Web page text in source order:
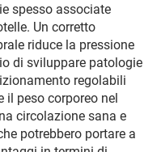
spesso associate
Un corretto
riduce la pressione
di sviluppare patologie
regolabili
il peso corporeo nel
circolazione sana e
potrebbero portare a